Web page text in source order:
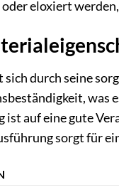
eloxiert
durch seine
was
ist auf eine gute
sorgt für